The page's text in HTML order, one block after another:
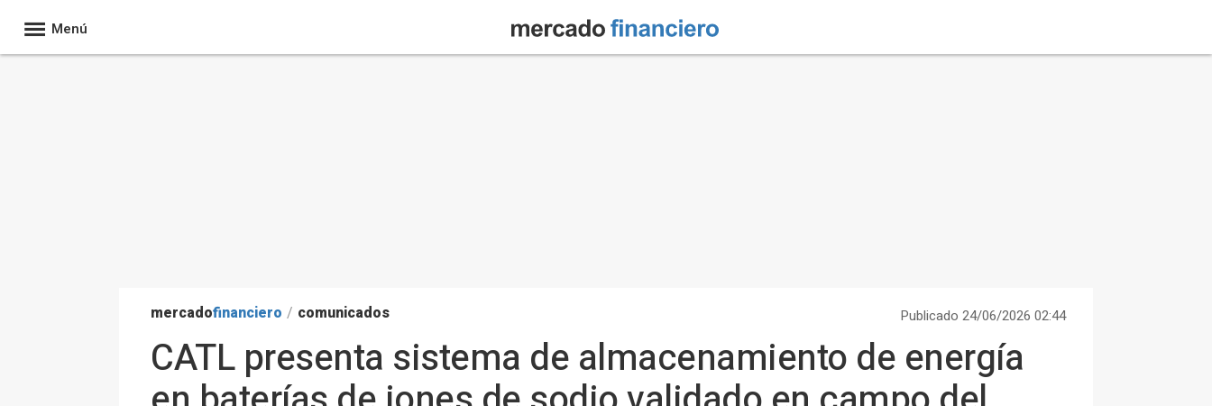
Menú
mercadofinanciero / comunicados Publicado 24/06/2026 02:44
CATL presenta sistema de almacenamiento de energía